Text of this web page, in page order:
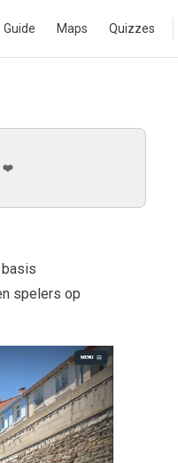
Guide Maps Quizzes
❤️
spelers op